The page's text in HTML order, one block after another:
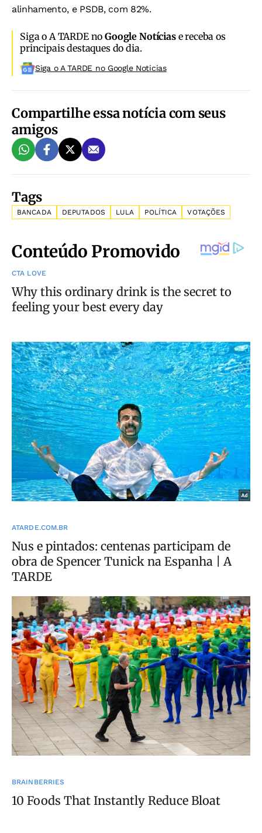
alinhamento, e PSDB, com 82%.
Siga o A TARDE noGoogle Notíciase receba os
principais destaques do dia.
Siga o A TARDE no Google Noticias
Compartilhe essa notícia com seus
amigos
Tags
BANCADA DEPUTADOS LULA POLÍTICA VOTAÇÕES